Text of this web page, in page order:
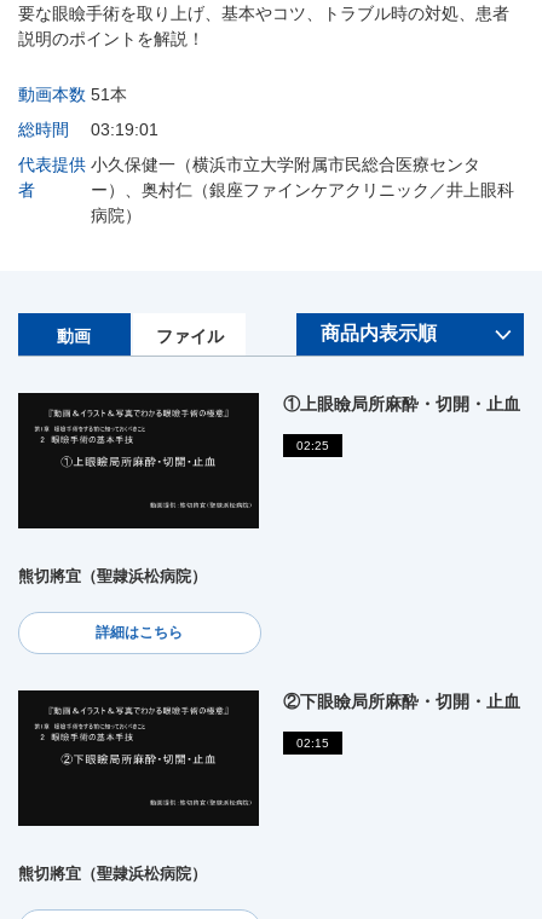
要な眼瞼手術を取り上げ、基本やコツ、トラブル時の対処、患者
説明のポイントを解説！
動画本数 51本
総時間
03:19:01
代表提供
者
小久保健一（横浜市立大学附属市民総合医療センタ
ー）、奥村仁（銀座ファインケアクリニック／井上眼科
病院）
動画 ファイル
①上眼瞼局所麻酔・切開・止血
02:25
熊切將宜（聖隷浜松病院）
詳細はこちら
②下眼瞼局所麻酔・切開・止血
02:15
熊切將宜（聖隷浜松病院）